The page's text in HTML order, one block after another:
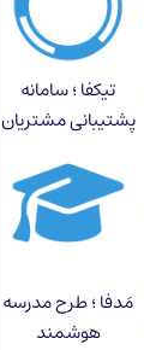
تیکفا ؛ سامانه
پشتیبانی مشتریان
مَدفا ؛ طرح مدرسه
هوشمند